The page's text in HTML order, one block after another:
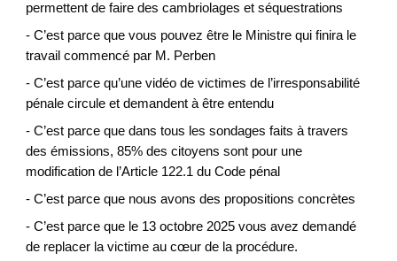
permettent de faire des cambriolages et séquestrations
- C’est parce que vous pouvez être le Ministre qui finira le
travail commencé par M. Perben
- C’est parce qu’une vidéo de victimes de l’irresponsabilité
pénale circule et demandent à être entendu
- C’est parce que dans tous les sondages faits à travers
des émissions, 85% des citoyens sont pour une
modification de l’Article 122.1 du Code pénal
- C’est parce que nous avons des propositions concrètes
- C’est parce que le 13 octobre 2025 vous avez demandé
de replacer la victime au cœur de la procédure.